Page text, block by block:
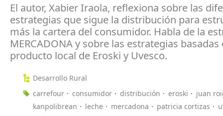
El autor, Xabier Iraola, reflexiona sobre las
estrategias que sigue la distribución para
más la cartera del consumidor. Habla de la
MERCADONA y sobre las estrategias basadas
producto local de Eroski y Uvesco.
Desarrollo Rural
carrefour
consumidor distribución eroski
juan
kanpolibrean
leche mercadona patricia cortizas